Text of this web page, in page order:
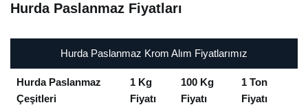
Hurda Paslanmaz Fiyatları
Hurda Paslanmaz Krom Alım Fiyatlarımız
Hurda Paslanmaz
Çeşitleri
1 Kg
Fiyatı
100 Kg
Fiyatı
1 Ton
Fiyatı